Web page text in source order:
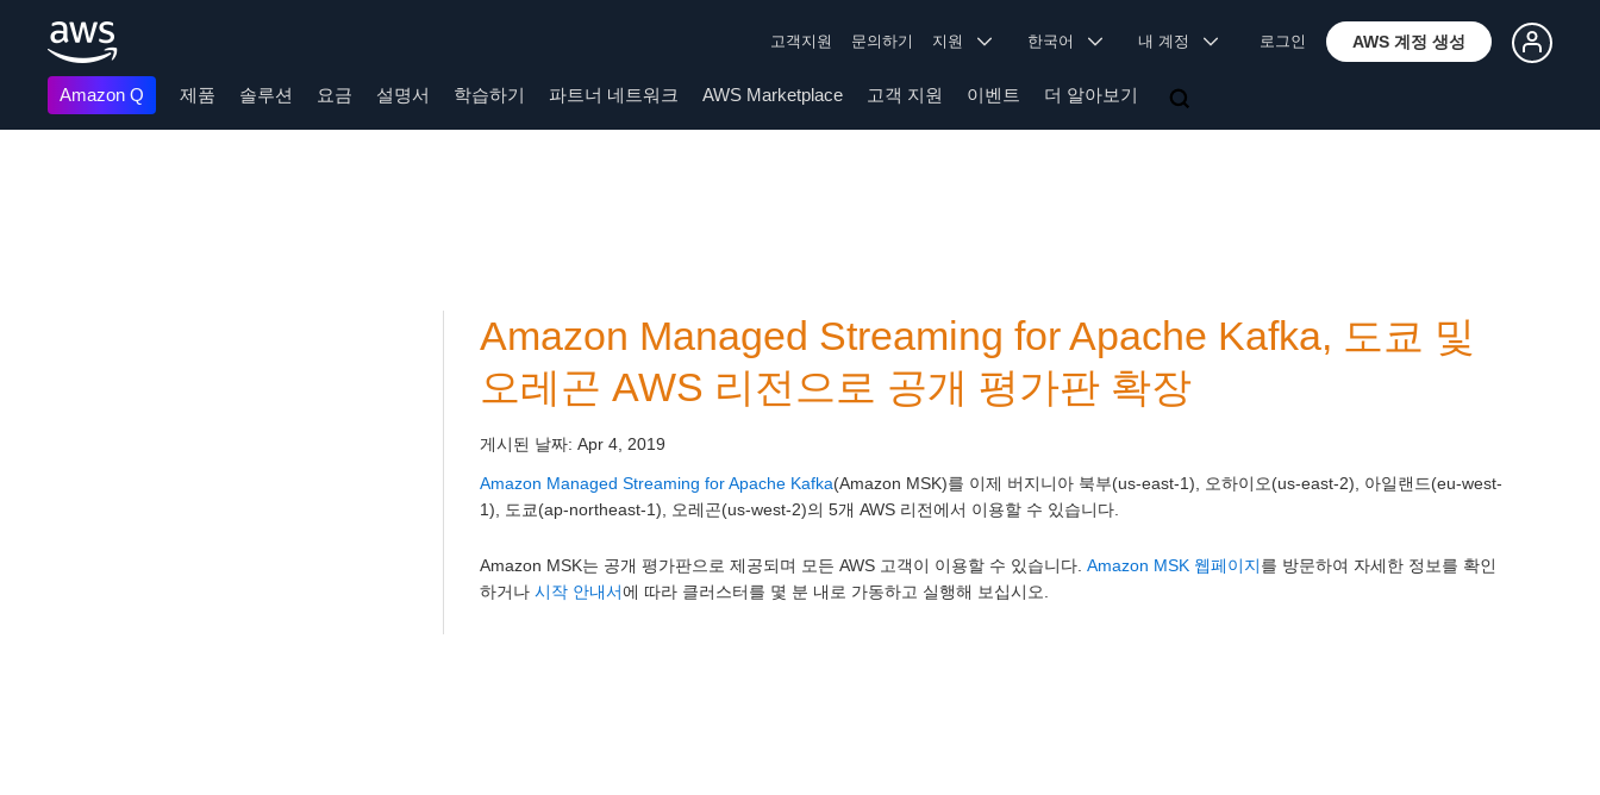
고객지원 문의하기 지원 한국어 내 계정 로그인 AWS 계정 생성
Amazon Q 제품 솔루션 요금 설명서 학습하기 파트너 네트워크 AWS Marketplace 고객 지원 이벤트 더 알아보기
Amazon Managed Streaming for Apache Kafka, 도쿄 및
오레곤 AWS 리전으로 공개 평가판 확장
게시된 날짜: Apr 4, 2019
Amazon Managed Streaming for Apache Kafka(Amazon MSK)를 이제 버지니아 북부(us-east-1), 오하이오(us-east-2), 아일랜드(eu-west-
1), 도쿄(ap-northeast-1), 오레곤(us-west-2)의 5개 AWS 리전에서 이용할 수 있습니다.
Amazon MSK는 공개 평가판으로 제공되며 모든 AWS 고객이 이용할 수 있습니다. Amazon MSK 웹페이지를 방문하여 자세한 정보를 확인
하거나 시작 안내서에 따라 클러스터를 몇 분 내로 가동하고 실행해 보십시오.